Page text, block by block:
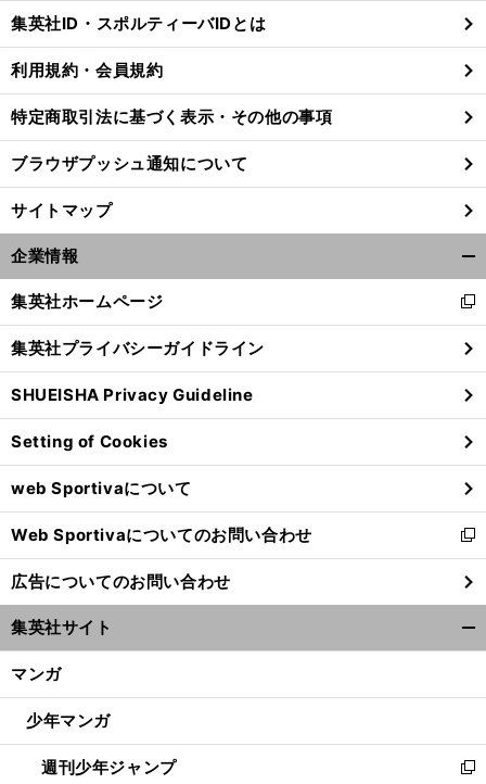
。
前
る
集英社ID・スポルティーバIDとは
利用規約・会員規約
特定商取引法に基づく表示・その他の事項
ブラウザプッシュ通知について
サイトマップ
企業情報
閉
る
集英社ホームページ
新
し
い
ウ
ィ
ン
ド
ウ
で
開
く
集英社プライバシーガイドライン
SHUEISHA Privacy Guideline
Setting of Cookies
web Sportivaについて
Web Sportivaについてのお問い合わせ
新
し
い
ウ
ィ
ン
ウ
開
く
広告についてのお問い合わせ
集英社サイト
マンガ
少年マンガ
週刊少年ジャンプ
新